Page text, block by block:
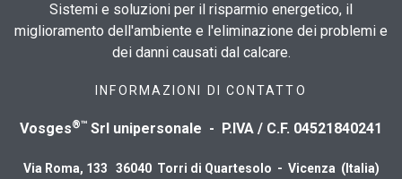
Sistemi e soluzioni per il risparmio energetico, il
miglioramento dell'ambiente e l'eliminazione dei problemi e
dei danni causati dal calcare.
INFORMAZIONI DI CONTATTO
Vosges®™ Srl unipersonale - P.IVA / C.F. 04521840241
Via Roma, 133 36040 Torri di Quartesolo - Vicenza (Italia)